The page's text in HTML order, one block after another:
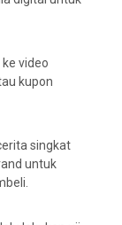
video
kupon
singkat
untuk